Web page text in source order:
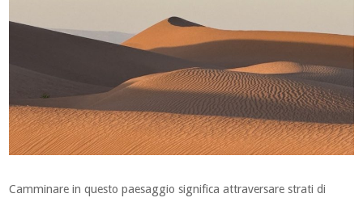
Camminare in questo paesaggio significa attraversare strati di